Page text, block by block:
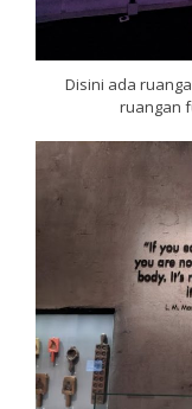
Disini ada
ruangan